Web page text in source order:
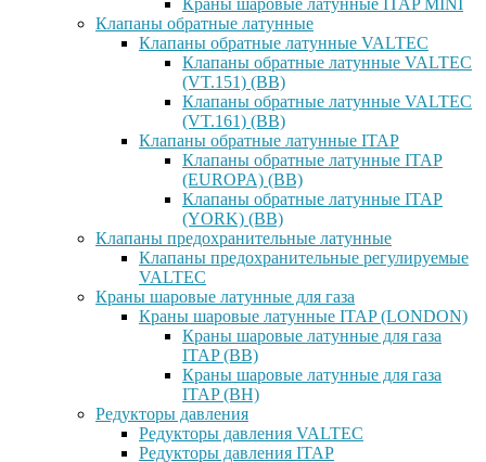
Краны шаровые латунные ITAP MINI
Клапаны обратные латунные
Клапаны обратные латунные VALTEC
Клапаны обратные латунные VALTEC
(VT.151) (ВВ)
Клапаны обратные латунные VALTEC
(VT.161) (ВВ)
Клапаны обратные латунные ITAP
Клапаны обратные латунные ITAP
(EUROPA) (ВВ)
Клапаны обратные латунные ITAP
(YORK) (ВВ)
Клапаны предохранительные латунные
Клапаны предохранительные регулируемые
VALTEC
Краны шаровые латунные для газа
Краны шаровые латунные ITAP (LONDON)
Краны шаровые латунные для газа
ITAP (ВВ)
Краны шаровые латунные для газа
ITAP (ВН)
Редукторы давления
Редукторы давления VALTEC
Редукторы давления ITAP